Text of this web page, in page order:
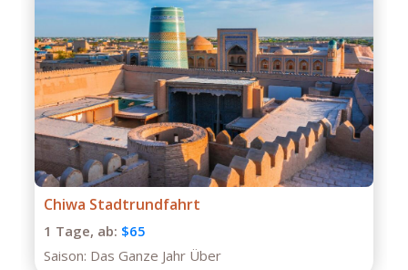
Private Tour durch Buchara
1 Tage, ab: $75
Saison: Das Ganze Jahr